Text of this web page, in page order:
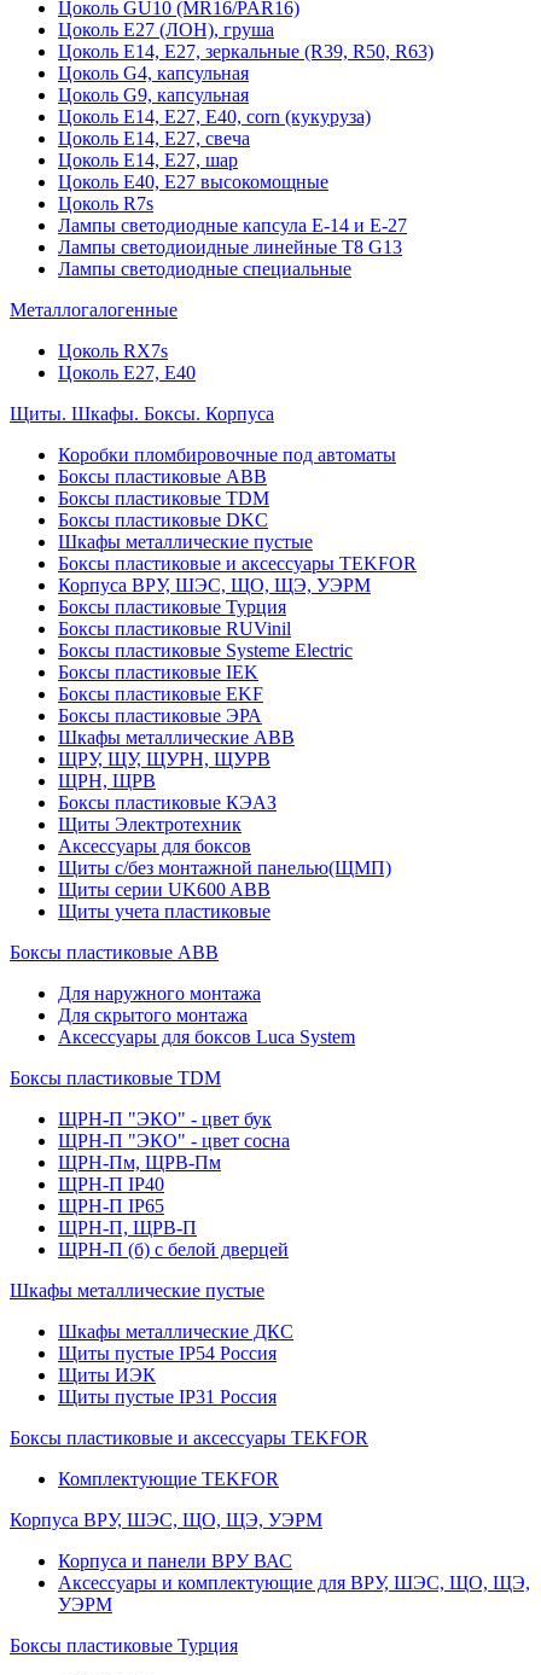
Цоколь GU10 (MR16/PAR16)
Цоколь Е27 (ЛОН), груша
Цоколь Е14, Е27, зеркальные (R39, R50, R63)
Цоколь G4, капсульная
Цоколь G9, капсульная
Цоколь Е14, Е27, Е40, corn (кукуруза)
Цоколь Е14, Е27, свеча
Цоколь Е14, Е27, шар
Цоколь Е40, Е27 высокомощные
Цоколь R7s
Лампы светодиодные капсула Е-14 и Е-27
Лампы светодиоидные линейные T8 G13
Лампы светодиодные специальные
Металлогалогенные
Цоколь RX7s
Цоколь Е27, E40
Щиты. Шкафы. Боксы. Корпуса
Коробки пломбировочные под автоматы
Боксы пластиковые ABB
Боксы пластиковые TDM
Боксы пластиковые DKC
Шкафы металлические пустые
Боксы пластиковые и аксессуары TEKFOR
Корпуса ВРУ, ШЭС, ЩО, ЩЭ, УЭРМ
Боксы пластиковые Турция
Боксы пластиковые RUVinil
Боксы пластиковые Systeme Electric
Боксы пластиковые IEK
Боксы пластиковые EKF
Боксы пластиковые ЭРА
Шкафы металлические ABB
ЩРУ, ЩУ, ЩУРН, ЩУРВ
ЩРН, ЩРВ
Боксы пластиковые КЭАЗ
Щиты Электротехник
Аксессуары для боксов
Щиты с/без монтажной панелью(ЩМП)
Щиты серии UK600 ABB
Щиты учета пластиковые
Боксы пластиковые ABB
Для наружного монтажа
Для скрытого монтажа
Аксессуары для боксов Luca System
Боксы пластиковые TDM
ЩРН-П "ЭКО" - цвет бук
ЩРН-П "ЭКО" - цвет сосна
ЩРН-Пм, ЩРВ-Пм
ЩРН-П IP40
ЩРН-П IP65
ЩРН-П, ЩРВ-П
ЩРН-П (б) с белой дверцей
Шкафы металлические пустые
Шкафы металлические ДКС
Щиты пустые IP54 Россия
Щиты ИЭК
Щиты пустые IP31 Россия
Боксы пластиковые и аксессуары TEKFOR
Комплектующие TEKFOR
Корпуса ВРУ, ШЭС, ЩО, ЩЭ, УЭРМ
Корпуса и панели ВРУ ВАС
Аксессуары и комплектующие для ВРУ, ШЭС, ЩО, ЩЭ,
УЭРМ
Боксы пластиковые Турция